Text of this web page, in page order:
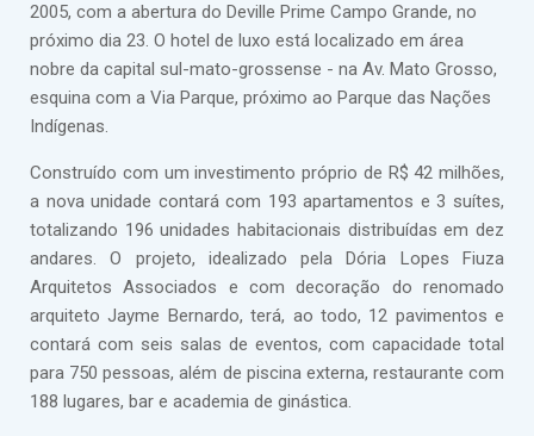
2005, com a abertura do Deville Prime Campo Grande, no
próximo dia 23. O hotel de luxo está localizado em área
nobre da capital sul-mato-grossense - na Av. Mato Grosso,
esquina com a Via Parque, próximo ao Parque das Nações
Indígenas.
Construído com um investimento próprio de R$ 42 milhões,
a nova unidade contará com 193 apartamentos e 3 suítes,
totalizando 196 unidades habitacionais distribuídas em dez
andares. O projeto, idealizado pela Dória Lopes Fiuza
Arquitetos Associados e com decoração do renomado
arquiteto Jayme Bernardo, terá, ao todo, 12 pavimentos e
contará com seis salas de eventos, com capacidade total
para 750 pessoas, além de piscina externa, restaurante com
188 lugares, bar e academia de ginástica.